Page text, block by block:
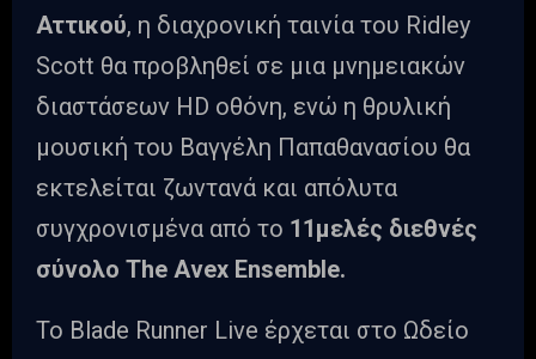
Αττικού, η διαχρονική ταινία του Ridley
Scott θα προβληθεί σε μια μνημειακών
διαστάσεων HD οθόνη, ενώ η θρυλική
μουσική του Βαγγέλη Παπαθανασίου θα
εκτελείται ζωντανά και απόλυτα
συγχρονισμένα από το 11μελές διεθνές
σύνολο The Avex Ensemble.
Το Blade Runner Live έρχεται στο Ωδείο